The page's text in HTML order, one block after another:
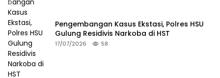
Pengembangan Kasus Ekstasi, Polres HSU
Gulung Residivis Narkoba di HST
17/07/2026 58